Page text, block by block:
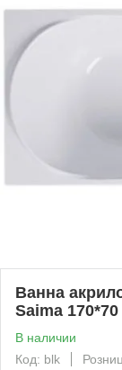
Ванна
Saima 170*70
В наличии
Код: blk